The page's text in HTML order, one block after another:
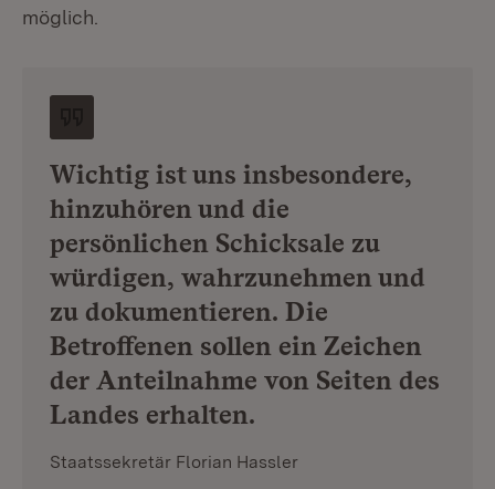
möglich.
Wichtig ist uns insbesondere,
hinzuhören und die
persönlichen Schicksale zu
würdigen, wahrzunehmen und
zu dokumentieren. Die
Betroffenen sollen ein Zeichen
der Anteilnahme von Seiten des
Landes erhalten.
Staatssekretär Florian Hassler